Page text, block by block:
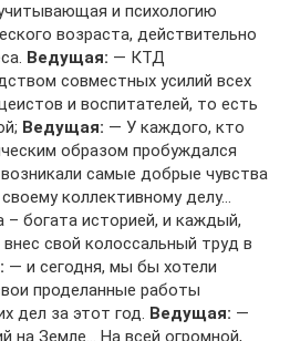
и психологию
возраста, действительно
Ведущая: — КТД
совместных усилий всех
и воспитателей, то есть
Ведущая: — У каждого, кто
образом пробуждался
самые добрые чувства
коллективному делу…
– богата историей, и каждый,
свой колоссальный труд в
— и сегодня, мы бы хотели
проделанные работы
дел за этот год. Ведущая: —
на Земле… На всей огромной,